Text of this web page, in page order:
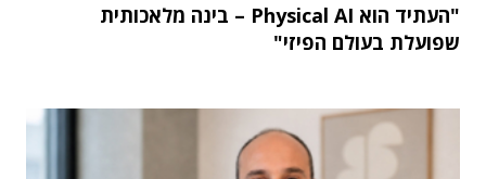
"העתיד הוא Physical AI – בינה מלאכותית
שפועלת בעולם הפיזי"